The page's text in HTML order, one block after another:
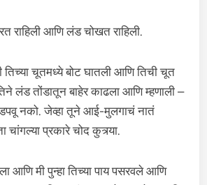
राहिली आणि लंड चोखत राहिली.
तिच्या चूतमध्ये बोट घातली आणि तिची चूत
लंड तोंडातून बाहेर काढला आणि म्हणाली –
नको. जेव्हा तूने आई-मुलगाचं नातं
प्रकारे चोद कुत्र्या.
आणि मी पुन्हा तिच्या पाय पसरवले आणि